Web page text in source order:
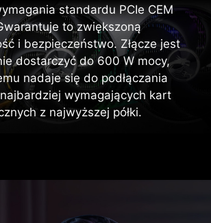
standardu PCIe CEM
to zwiększoną
i bezpieczeństwo. Złącze jest
dostarczyć do 600 W mocy,
nadaje się do podłączania
wymagających kart
z najwyższej półki.